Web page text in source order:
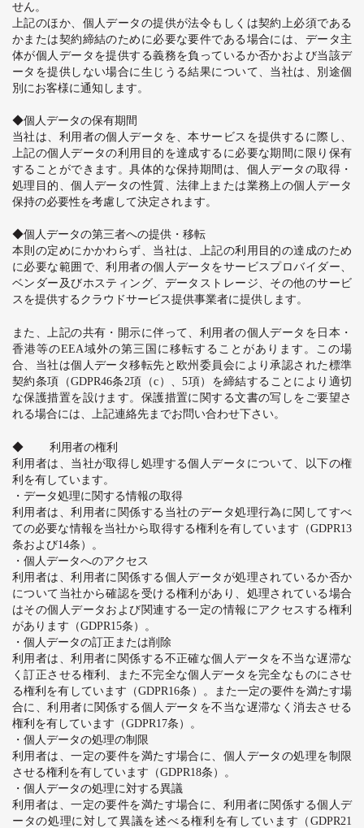
せん。
上記のほか、個人データの提供が法令もしくは契約上必須である
かまたは契約締結のために必要な要件である場合には、データ主
体が個人データを提供する義務を負っているか否かおよび当該デ
ータを提供しない場合に生じうる結果について、当社は、別途個
別にお客様に通知します。
◆個人データの保有期間
当社は、利用者の個人データを、本サービスを提供するに際し、
上記の個人データの利用目的を達成するに必要な期間に限り保有
することができます。具体的な保持期間は、個人データの取得・
処理目的、個人データの性質、法律上または業務上の個人データ
保持の必要性を考慮して決定されます。
◆個人データの第三者への提供・移転
本則の定めにかかわらず、当社は、上記の利用目的の達成のため
に必要な範囲で、利用者の個人データをサービスプロバイダー、
ベンダー及びホスティング、データストレージ、その他のサービ
スを提供するクラウドサービス提供事業者に提供します。
また、上記の共有・開示に伴って、利用者の個人データを日本・
香港等のEEA域外の第三国に移転することがあります。この場
合、当社は個人データ移転先と欧州委員会により承認された標準
契約条項（GDPR46条2項（c ）、5項）を締結することにより適切
な保護措置を設けます。保護措置に関する文書の写しをご要望さ
れる場合には、上記連絡先までお問い合わせ下さい。
◆
利用者の権利
利用者は、当社が取得し処理する個人データについて、以下の権
利を有しています。
・データ処理に関する情報の取得
利用者は、利用者に関係する当社のデータ処理行為に関してすべ
ての必要な情報を当社から取得する権利を有しています（GDPR13
条および14条）。
・個人データへのアクセス
利用者は、利用者に関係する個人データが処理されているか否か
について当社から確認を受ける権利があり、処理されている場合
はその個人データおよび関連する一定の情報にアクセスする権利
があります（GDPR15条）。
・個人データの訂正または削除
利用者は、利用者に関係する不正確な個人データを不当な遅滞な
く訂正させる権利、また不完全な個人データを完全なものにさせ
る権利を有しています（GDPR16条）。また一定の要件を満たす場
合に、利用者に関係する個人データを不当な遅滞なく消去させる
権利を有しています（GDPR17条）。
・個人データの処理の制限
利用者は、一定の要件を満たす場合に、個人データの処理を制限
させる権利を有しています（GDPR18条）。
・個人データの処理に対する異議
利用者は、一定の要件を満たす場合に、利用者に関係する個人デ
ータの処理に対して異議を述べる権利を有しています（ GDPR21